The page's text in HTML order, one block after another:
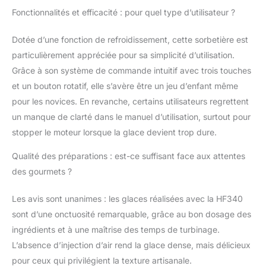
sécurité. DESIGN
ÉLÉGANT EN ACIER
design vertical en acier
inoxydable apporte une
touche d'élégance à
votre cuisine tout en
offrant une durabilité
accrue. L'ouverture du
couvercle à tout
moment permet
ingrédients
de préparation.
FONCTIONNALITÉS
AVANCÉES : Dotée
d'un groupe froid
intégré et d'un écran
LCD, cette sorbetière
Fonctionnalités et efficacité : pour quel type d’utilisateur ?
Dotée d’une fonction de refroidissement, cette sorbetière est
particulièrement appréciée pour sa simplicité d’utilisation.
Grâce à son système de commande intuitif avec trois touches
et un bouton rotatif, elle s’avère être un jeu d’enfant même
pour les novices. En revanche, certains utilisateurs regrettent
un manque de clarté dans le manuel d’utilisation, surtout pour
stopper le moteur lorsque la glace devient trop dure.
Qualité des préparations : est-ce suffisant face aux attentes
des gourmets ?
Les avis sont unanimes : les glaces réalisées avec la HF340
sont d’une onctuosité remarquable, grâce au bon dosage des
ingrédients et à une maîtrise des temps de turbinage.
L’absence d’injection d’air rend la glace dense, mais délicieux
pour ceux qui privilégient la texture artisanale.